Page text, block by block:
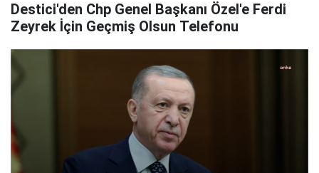
Destici'den Chp Genel Başkanı Özel'e Ferdi
Zeyrek İçin Geçmiş Olsun Telefonu